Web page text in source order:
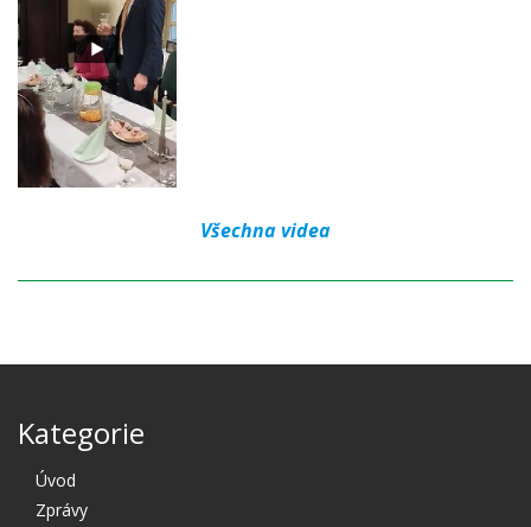
Všechna videa
Kategorie
Úvod
Zprávy